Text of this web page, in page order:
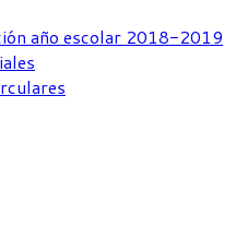
año escolar 2018-2019